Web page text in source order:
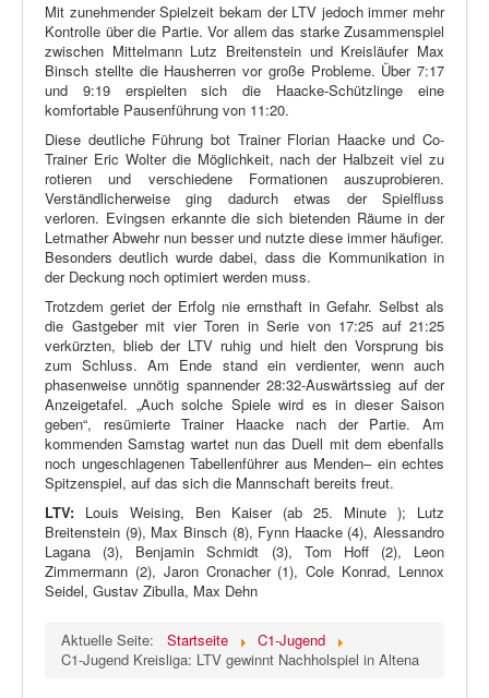
Mit zunehmender Spielzeit bekam der LTV jedoch immer mehr
Kontrolle über die Partie. Vor allem das starke Zusammenspiel
zwischen Mittelmann Lutz Breitenstein und Kreisläufer Max
Binsch stellte die Hausherren vor große Probleme. Über 7:17
und 9:19 erspielten sich die Haacke-Schützlinge eine
komfortable Pausenführung von 11:20.
Diese deutliche Führung bot Trainer Florian Haacke und Co-
Trainer Eric Wolter die Möglichkeit, nach der Halbzeit viel zu
rotieren und verschiedene Formationen auszuprobieren.
Verständlicherweise ging dadurch etwas der Spielfluss
verloren. Evingsen erkannte die sich bietenden Räume in der
Letmather Abwehr nun besser und nutzte diese immer häufiger.
Besonders deutlich wurde dabei, dass die Kommunikation in
der Deckung noch optimiert werden muss.
Trotzdem geriet der Erfolg nie ernsthaft in Gefahr. Selbst als
die Gastgeber mit vier Toren in Serie von 17:25 auf 21:25
verkürzten, blieb der LTV ruhig und hielt den Vorsprung bis
zum Schluss. Am Ende stand ein verdienter, wenn auch
phasenweise unnötig spannender 28:32-Auswärtssieg auf der
Anzeigetafel. „Auch solche Spiele wird es in dieser Saison
geben“, resümierte Trainer Haacke nach der Partie. Am
kommenden Samstag wartet nun das Duell mit dem ebenfalls
noch ungeschlagenen Tabellenführer aus Menden– ein echtes
Spitzenspiel, auf das sich die Mannschaft bereits freut.
LTV: Louis Weising, Ben Kaiser (ab 25. Minute ); Lutz
Breitenstein (9), Max Binsch (8), Fynn Haacke (4), Alessandro
Lagana (3), Benjamin Schmidt (3), Tom Hoff (2), Leon
Zimmermann (2), Jaron Cronacher (1), Cole Konrad, Lennox
Seidel, Gustav Zibulla, Max Dehn
Aktuelle Seite: Startseite
C1-Jugend
C1-Jugend Kreisliga: LTV gewinnt Nachholspiel in Altena